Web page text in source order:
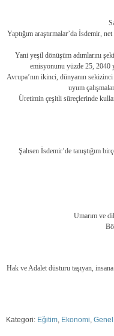
Yaptığım araştırmalar’da İsdemir,
Yani yeşil dönüşüm adımlarını
emisyonunu yüzde 25, 2040
Avrupa’nın ikinci, dünyanın
uyum
Üretimin çeşitli süreçlerinde
Şahsen İsdemir’de tanıştığım
Umarım ve
Hak ve Adalet düsturu taşıyan,
Kategori: Eğitim Ekonomi Genel